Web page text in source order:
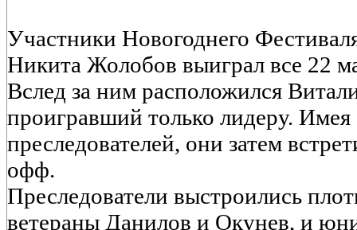
Участники Новогоднего
Никита Жолобов выиграл все 22
Вслед за ним расположился
проигравший только лидеру.
преследователей, они затем
офф.
Преследователи выстроились
ветераны Данилов и Окунев, и